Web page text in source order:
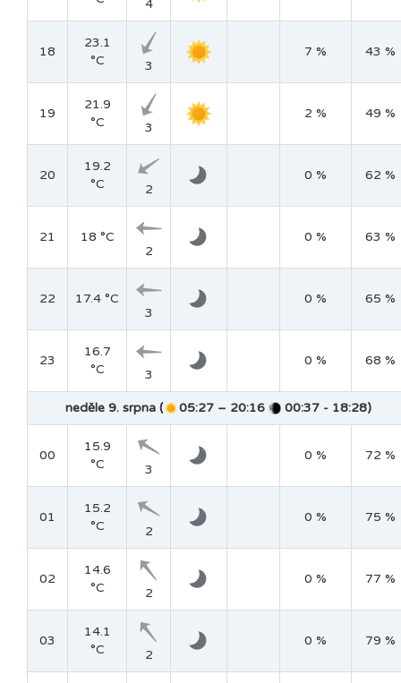
4
18
23.1
°C
3
7 % 43 %
19
21.9
°C
3
2 % 49 %
20
19.2
°C
2
0 % 62 %
21
18 °C
2
0 % 63 %
22
17.4 °C
3
0 % 65 %
23
16.7
°C
3
0 % 68 %
neděle 9. srpna ( 05:27 – 20:16 00:37 - 18:28)
00
15.9
°C
3
0 % 72 %
01
15.2
°C
2
0 % 75 %
02
14.6
°C
2
0 % 77 %
03
14.1
°C
2
0 % 79 %